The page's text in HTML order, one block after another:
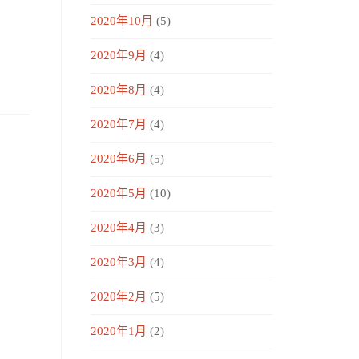
2020年10月 (5)
2020年9月 (4)
2020年8月 (4)
2020年7月 (4)
2020年6月 (5)
2020年5月 (10)
2020年4月 (3)
2020年3月 (4)
2020年2月 (5)
2020年1月 (2)